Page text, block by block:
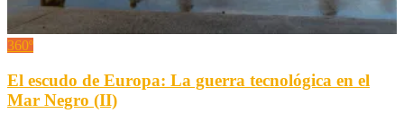
360º
El escudo de Europa: La guerra tecnológica en el
Mar Negro (II)